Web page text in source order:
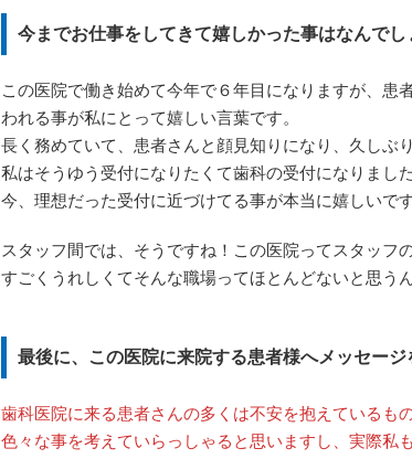
今までお仕事をしてきて嬉しかった事はなんでし
この医院で働き始めて今年で６年目になりますが、
われる事が私にとって嬉しい言葉です。
長く務めていて、患者さんと顔見知りになり、久しぶ
私はそうゆう受付になりたくて歯科の受付になりました
今、理想だった受付に近づけてる事が本当に嬉しいです
スタッフ間では、そうですね！この医院ってスタッ
すごくうれしくてそんな職場ってほとんどないと思う
最後に、この医院に来院する患者様へメッセージ
歯科医院に来る患者さんの多くは不安を抱えているも
色々な事を考えていらっしゃると思いますし、実際私